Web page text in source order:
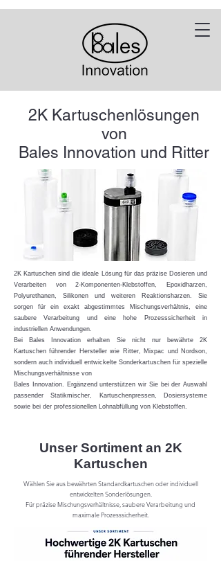
2K Kartuschenlösungen
von
Bales Innovation und Ritter
2K Kartuschen sind die ideale Lösung für das präzise Dosieren und
Verarbeiten von 2-Komponenten-Klebstoffen, Epoxidharzen,
Polyurethanen, Silikonen und weiteren Reaktionsharzen. Sie
sorgen für ein exakt abgestimmtes Mischungsverhältnis, eine
saubere Verarbeitung und eine hohe Prozesssicherheit in
industriellen Anwendungen.
Bei Bales Innovation erhalten Sie nicht nur bewährte 2K
Kartuschen führender Hersteller wie Ritter, Mixpac und Nordson,
sondern auch individuell entwickelte Sonderkartuschen für spezielle
Mischungsverhältnisse von
Bales Innovation. Ergänzend unterstützen wir Sie bei der Auswahl
passender Statikmischer, Kartuschenpressen, Dosiersysteme
sowie bei der professionellen Lohnabfüllung von Klebstoffen.
Unser Sortiment an 2K
Kartuschen
Wählen Sie aus bewährten Standardkartuschen oder individuell
entwickelten Sonderlösungen.
Für präzise Mischungsverhältnisse, saubere Verarbeitung und
maximale Prozesssicherheit.